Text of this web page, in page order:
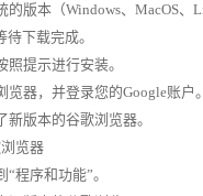
版本（Windows、MacOS、
下载完成。
提示进行安装。
器，并登录您的Google账户。
版本的谷歌浏览器。
览器
程序和功能”。